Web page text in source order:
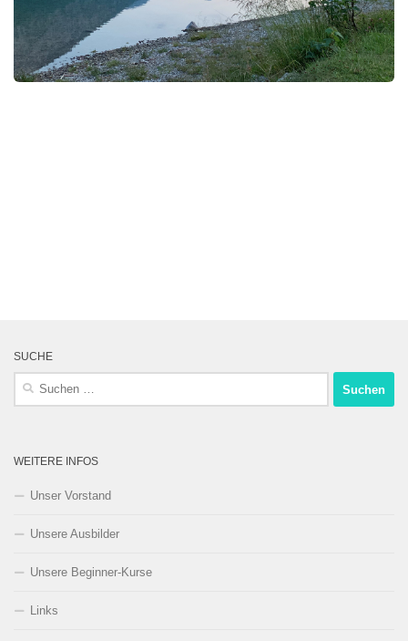
SUCHE
Suchen
WEITERE INFOS
Unser Vorstand
Unsere Ausbilder
Unsere Beginner-Kurse
Links